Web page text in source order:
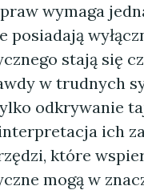
wymaga
posiadają
stają się
w trudnych
odkrywanie
ich
które
mogą w